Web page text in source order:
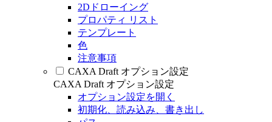
2Dドローイング
プロパティ リスト
テンプレート
色
注意事項
CAXA Draft オプション設定
CAXA Draft オプション設定
オプション設定を開く
初期化、読み込み、書き出し